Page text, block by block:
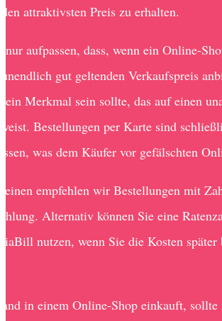
attraktivsten Preis zu erhalten.
nur aufpassen, dass, wenn ein Online-
gut geltenden Verkaufspreis
ein Merkmal sein sollte, das auf einen
Bestellungen per Karte sind
was dem Käufer vor gefälschten
empfehlen wir Bestellungen mit
Alternativ können Sie eine
nutzen, wenn Sie die Kosten später
in einem Online-Shop einkauft, sollte